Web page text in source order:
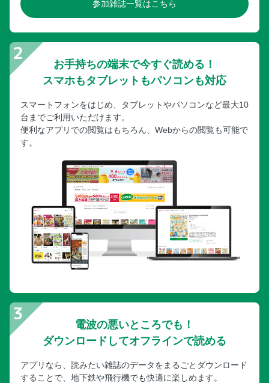
参加雑誌一覧はこちら
お手持ちの端末で今すぐ読める！
スマホもタブレットもパソコンも対応
スマートフォンをはじめ、タブレットやパソコンなど最大10
台までご利用いただけます。
便利なアプリでの閲覧はもちろん、Webからの閲覧も可能で
す。
電波の悪いところでも！
ダウンロードしてオフラインで読める
アプリなら、読みたい雑誌のデータをまるごとダウンロード
することで、地下鉄や飛行機でも快適に楽しめます。